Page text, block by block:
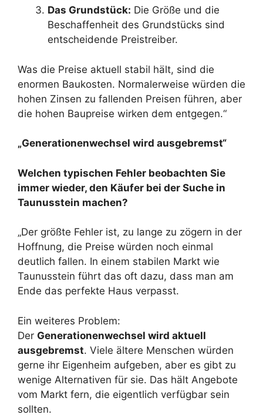
Das Grundstück: Die Größe und die
Beschaffenheit des Grundstücks sind
entscheidende Preistreiber.
Was die Preise aktuell stabil hält, sind die
enormen Baukosten. Normalerweise würden die
hohen Zinsen zu fallenden Preisen führen, aber
die hohen Baupreise wirken dem entgegen.“
„Generationenwechsel wird ausgebremst“
Welchen typischen Fehler beobachten Sie
immer wieder, den Käufer bei der Suche in
Taunusstein machen?
„Der größte Fehler ist, zu lange zu zögern in der
Hoffnung, die Preise würden noch einmal
deutlich fallen. In einem stabilen Markt wie
Taunusstein führt das oft dazu, dass man am
Ende das perfekte Haus verpasst.
Ein weiteres Problem:
Der Generationenwechsel wird aktuell
ausgebremst. Viele ältere Menschen würden
gerne ihr Eigenheim aufgeben, aber es gibt zu
wenige Alternativen für sie. Das hält Angebote
vom Markt fern, die eigentlich verfügbar sein
sollten.